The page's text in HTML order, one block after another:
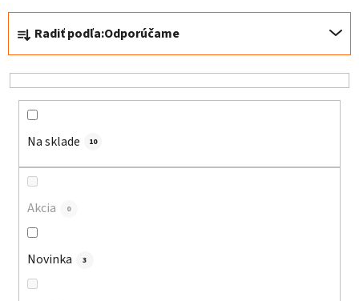
R
d
e
Radiť podľa:Odporúčame
Na sklade 10
Akcia 0
Novinka 3